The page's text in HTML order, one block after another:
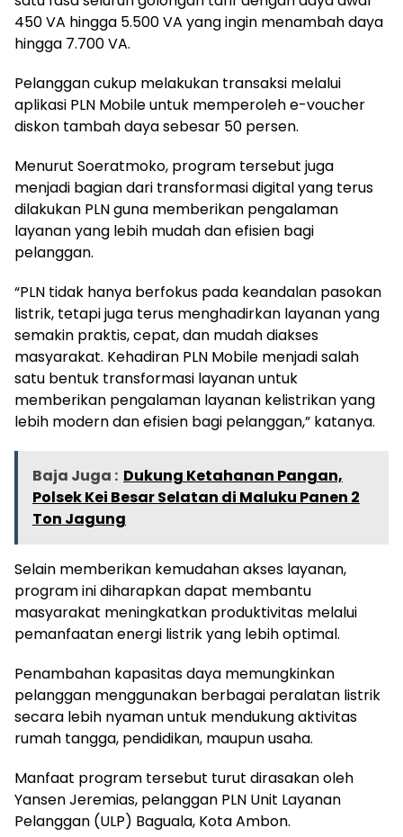
450 VA hingga 5.500 VA yang ingin menambah daya
hingga 7.700 VA.
Pelanggan cukup melakukan transaksi melalui
aplikasi PLN Mobile untuk memperoleh e-voucher
diskon tambah daya sebesar 50 persen.
Menurut Soeratmoko, program tersebut juga
menjadi bagian dari transformasi digital yang terus
dilakukan PLN guna memberikan pengalaman
layanan yang lebih mudah dan efisien bagi
pelanggan.
“PLN tidak hanya berfokus pada keandalan pasokan
listrik, tetapi juga terus menghadirkan layanan yang
semakin praktis, cepat, dan mudah diakses
masyarakat. Kehadiran PLN Mobile menjadi salah
satu bentuk transformasi layanan untuk
memberikan pengalaman layanan kelistrikan yang
lebih modern dan efisien bagi pelanggan,” katanya.
Baja Juga : Dukung Ketahanan Pangan,
Polsek Kei Besar Selatan di Maluku Panen 2
Ton Jagung
Selain memberikan kemudahan akses layanan,
program ini diharapkan dapat membantu
masyarakat meningkatkan produktivitas melalui
pemanfaatan energi listrik yang lebih optimal.
Penambahan kapasitas daya memungkinkan
pelanggan menggunakan berbagai peralatan listrik
secara lebih nyaman untuk mendukung aktivitas
rumah tangga, pendidikan, maupun usaha.
Manfaat program tersebut turut dirasakan oleh
Yansen Jeremias, pelanggan PLN Unit Layanan
Pelanggan (ULP) Baguala, Kota Ambon.